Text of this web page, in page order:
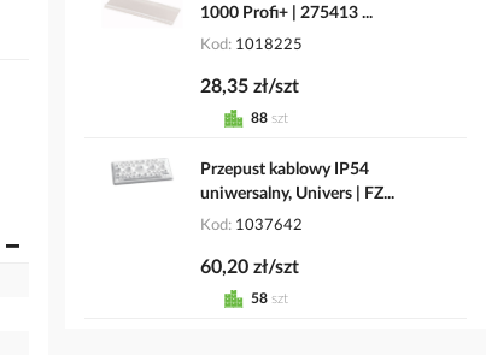
1000 Profi+ | 275413 ...
Kod 1018225
28,35 zł/szt
88 szt
Przepust kablowy IP54
uniwersalny, Univers | FZ...
Kod 1037642
60,20 zł/szt
58 szt